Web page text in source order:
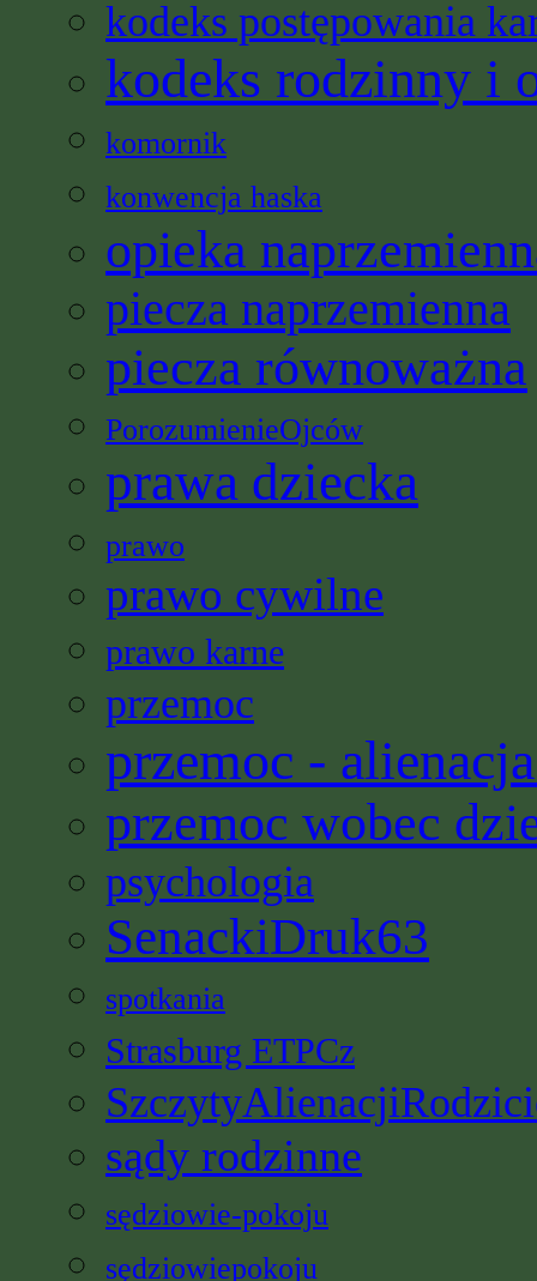
kodeks postępowania
kodeks rodzinny i
komornik
konwencja haska
opieka
piecza naprzemienna
piecza równoważna
PorozumienieOjców
prawa dziecka
prawo
prawo cywilne
prawo karne
przemoc
przemoc -
przemoc wobec
psychologia
SenackiDruk63
spotkania
Strasburg ETPCz
sądy rodzinne
sędziowie-pokoju
sędziowiepokoju